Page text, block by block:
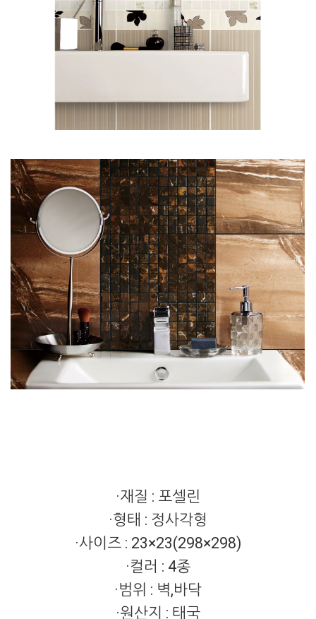
·재질 : 포셀린
·형태 : 정사각형
·사이즈 : 23×23(298×298)
·컬러 : 4종
·범위 : 벽,바닥
·원산지 : 태국